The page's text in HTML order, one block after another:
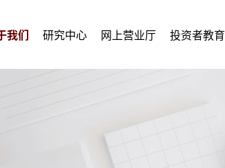
我们 研究中心 网上营业厅 投资者教育